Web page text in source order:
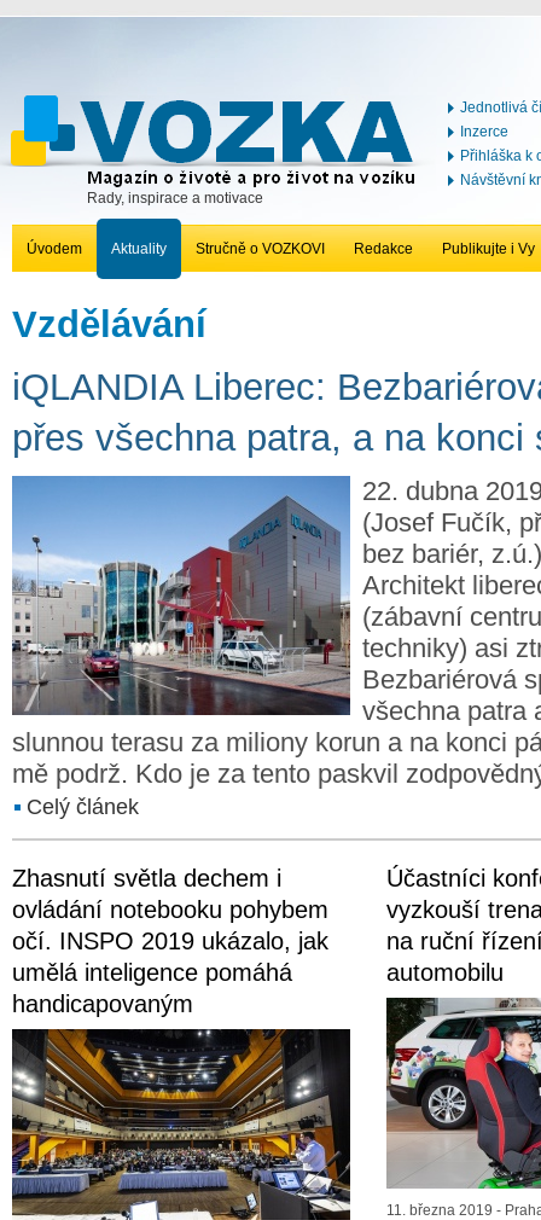
Rady, inspirace a motivace
Jednotlivá
Inzerce
Přihláška k
Návštěvní
Úvodem Aktuality Stručně o VOZKOVI Redakce Publikujte i Vy
Vzdělávání
iQLANDIA Liberec:
přes všechna patra, a na
22. dubna
(Josef Fučík,
bez bariér, z.ú.)
Architekt
(zábavní
techniky) asi
Bezbariérová
všechna patra
slunnou terasu za miliony korun a na konci
mě podrž. Kdo je za tento paskvil
Celý článek
Zhasnutí světla dechem i
ovládání notebooku pohybem
očí. INSPO 2019 ukázalo, jak
umělá inteligence pomáhá
handicapovaným
Účastníci
vyzkouší
na ruční
automobilu
11. března 2019 -